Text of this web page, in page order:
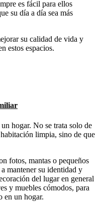
es fácil para ellos
su día a día sea más
su calidad de vida y
estos espacios.
hogar. No se trata solo de
limpia, sino de que
fotos, mantas o pequeños
mantener su identidad y
del lugar en general
y muebles cómodos, para
en un hogar.